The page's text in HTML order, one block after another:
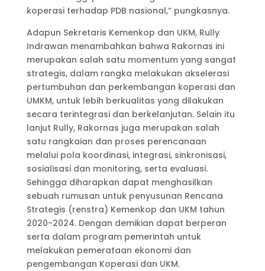
koperasi terhadap PDB nasional,” pungkasnya.
Adapun Sekretaris Kemenkop dan UKM, Rully
Indrawan menambahkan bahwa Rakornas ini
merupakan salah satu momentum yang sangat
strategis, dalam rangka melakukan akselerasi
pertumbuhan dan perkembangan koperasi dan
UMKM, untuk lebih berkualitas yang dilakukan
secara terintegrasi dan berkelanjutan. Selain itu
lanjut Rully, Rakornas juga merupakan salah
satu rangkaian dan proses perencanaan
melalui pola koordinasi, integrasi, sinkronisasi,
sosialisasi dan monitoring, serta evaluasi.
Sehingga diharapkan dapat menghasilkan
sebuah rumusan untuk penyusunan Rencana
Strategis (renstra) Kemenkop dan UKM tahun
2020-2024. Dengan demikian dapat berperan
serta dalam program pemerintah untuk
melakukan pemerataan ekonomi dan
pengembangan Koperasi dan UKM.